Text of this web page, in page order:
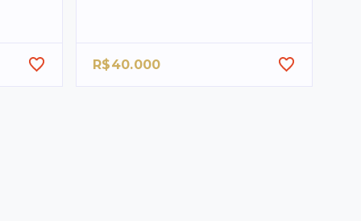
R$40.000